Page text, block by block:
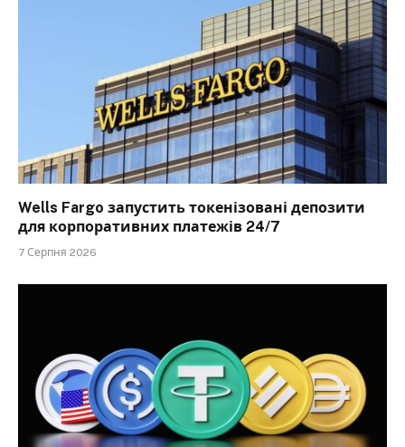
Wells Fargo запустить токенізовані депозити
для корпоративних платежів 24/7
7 Серпня 2026